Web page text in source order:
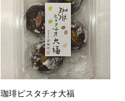
珈琲ピスタチオ大福